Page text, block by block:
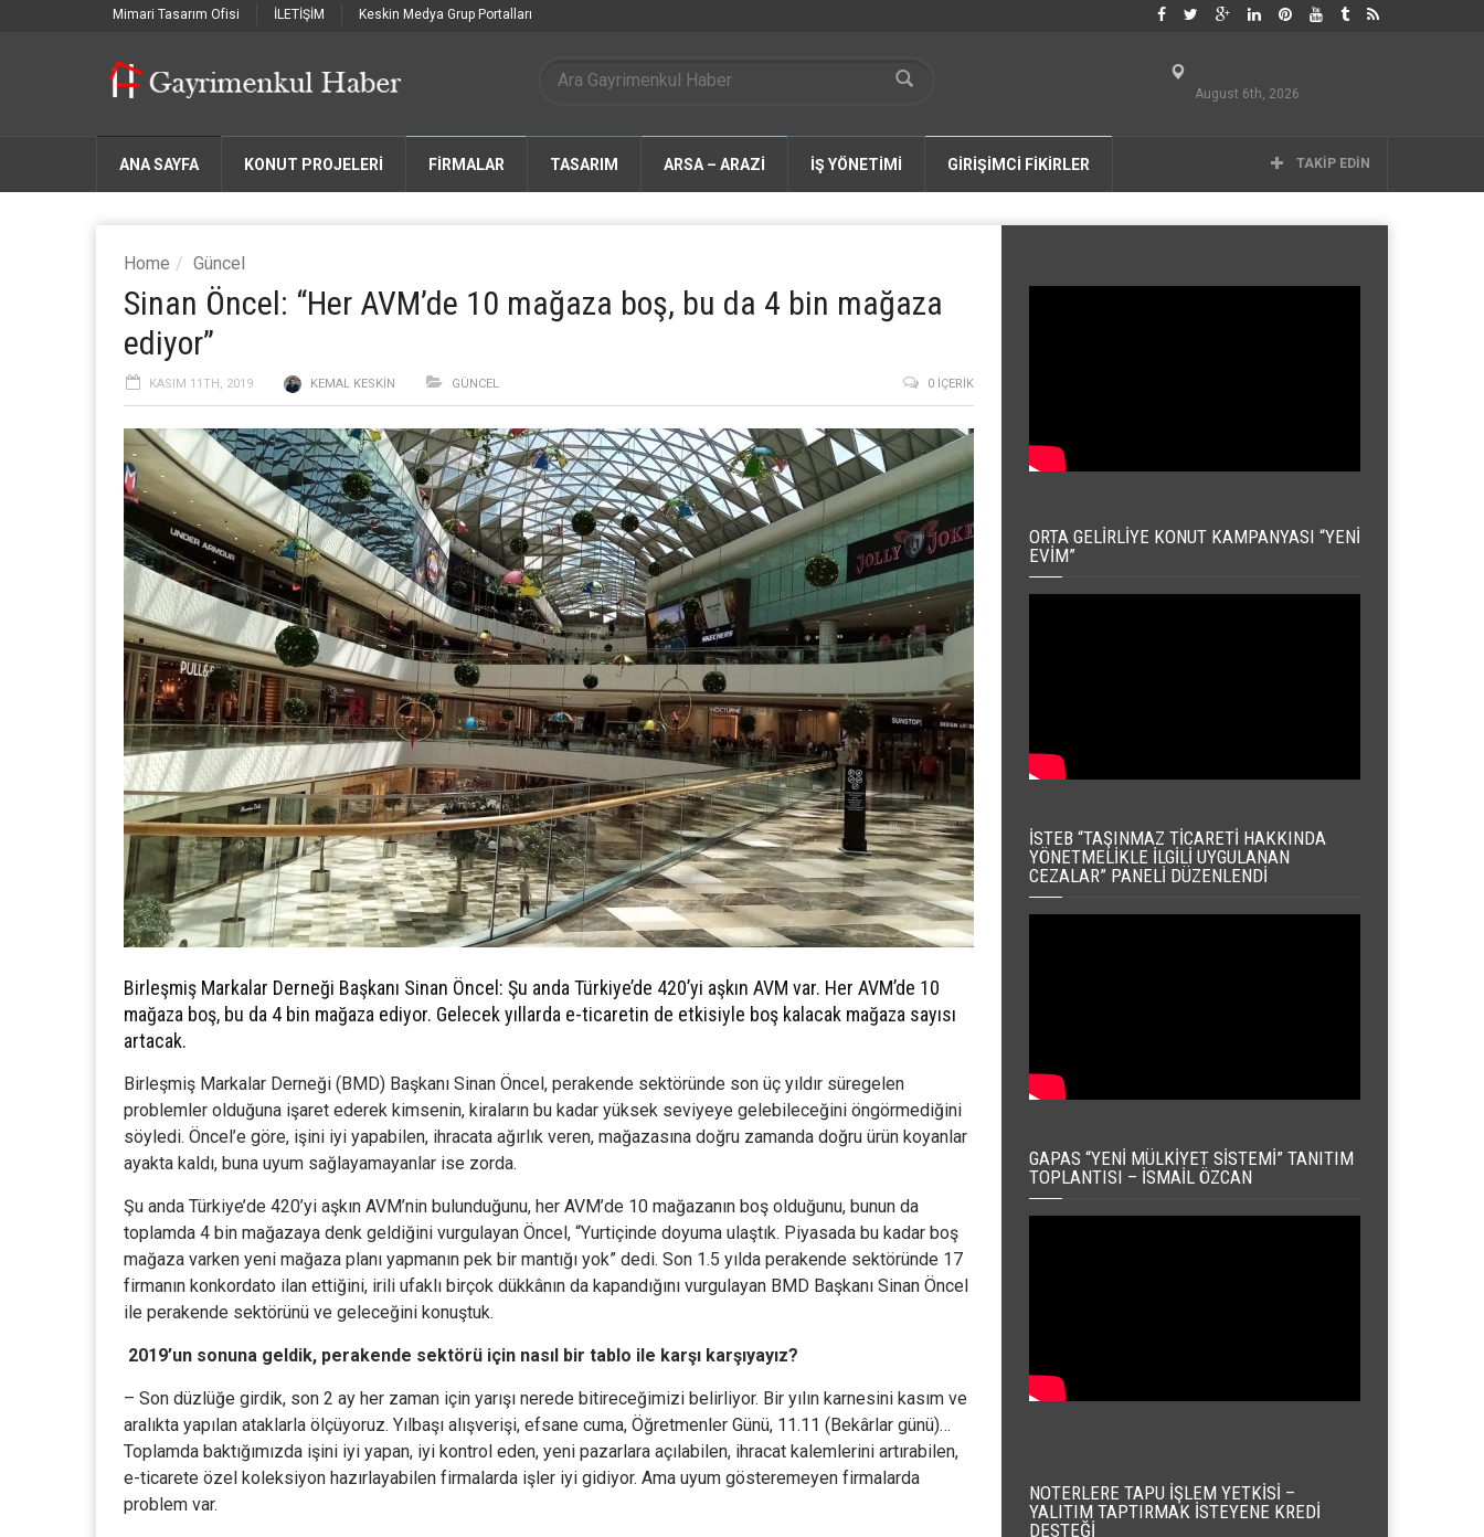
Mimari Tasarım Ofisi İLETİŞİM Keskin Medya Grup Portalları
August 6th, 2026
ANA SAYFA KONUT PROJELERİ FIRMALAR TASARIM ARSA – ARAZİ İŞ YÖNETİMİ GİRİŞİMCİ FİKİRLER TAKIP EDIN
Home Güncel
Sinan Öncel: “Her AVM’de 10 mağaza boş, bu da 4 bin mağaza
ediyor”
KASIM 11TH, 2019 KEMAL KESKIN GÜNCEL 0 İÇERIK
Birleşmiş Markalar Derneği Başkanı Sinan Öncel: Şu anda Türkiye’de 420’yi aşkın AVM var. Her AVM’de 10
mağaza boş, bu da 4 bin mağaza ediyor. Gelecek yıllarda e-ticaretin de etkisiyle boş kalacak mağaza sayısı
artacak.
Birleşmiş Markalar Derneği (BMD) Başkanı Sinan Öncel, perakende sektöründe son üç yıldır süregelen
problemler olduğuna işaret ederek kimsenin, kiraların bu kadar yüksek seviyeye gelebileceğini öngörmediğini
söyledi. Öncel’e göre, işini iyi yapabilen, ihracata ağırlık veren, mağazasına doğru zamanda doğru ürün koyanlar
ayakta kaldı, buna uyum sağlayamayanlar ise zorda.
Şu anda Türkiye’de 420’yi aşkın AVM’nin bulunduğunu, her AVM’de 10 mağazanın boş olduğunu, bunun da
toplamda 4 bin mağazaya denk geldiğini vurgulayan Öncel, “Yurtiçinde doyuma ulaştık. Piyasada bu kadar boş
mağaza varken yeni mağaza planı yapmanın pek bir mantığı yok” dedi. Son 1.5 yılda perakende sektöründe 17
firmanın konkordato ilan ettiğini, irili ufaklı birçok dükkânın da kapandığını vurgulayan BMD Başkanı Sinan Öncel
ile perakende sektörünü ve geleceğini konuştuk.
2019’un sonuna geldik, perakende sektörü için nasıl bir tablo ile karşı karşıyayız?
– Son düzlüğe girdik, son 2 ay her zaman için yarışı nerede bitireceğimizi belirliyor. Bir yılın karnesini kasım ve
aralıkta yapılan ataklarla ölçüyoruz. Yılbaşı alışverişi, efsane cuma, Öğretmenler Günü, 11.11 (Bekârlar günü)…
Toplamda baktığımızda işini iyi yapan, iyi kontrol eden, yeni pazarlara açılabilen, ihracat kalemlerini artırabilen,
e-ticarete özel koleksiyon hazırlayabilen firmalarda işler iyi gidiyor. Ama uyum gösteremeyen firmalarda
problem var.
ORTA GELIRLIYE KONUT KAMPANYASI “YENI
EVIM”
İSTEB “TAŞINMAZ TICARETI HAKKINDA
YÖNETMELIKLE İLGILI UYGULANAN
CEZALAR” PANELI DÜZENLENDI
GAPAS “YENI MÜLKIYET SISTEMI” TANITIM
TOPLANTISI – İSMAIL ÖZCAN
NOTERLERE TAPU İŞLEM YETKISI –
YALITIM TAPTIRMAK İSTEYENE KREDI
DESTEĞI